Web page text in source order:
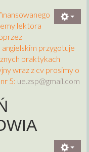
lektora
angielskim przygotuje
praktykach
wraz z cv prosimy o
5: ue.zsp@gmail.com